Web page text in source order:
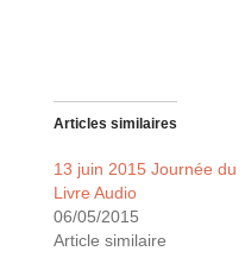
Articles similaires
13 juin 2015 Journée du
Livre Audio
06/05/2015
Article similaire